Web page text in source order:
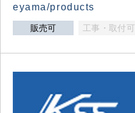
eyama/products
販売可 工事・取付可